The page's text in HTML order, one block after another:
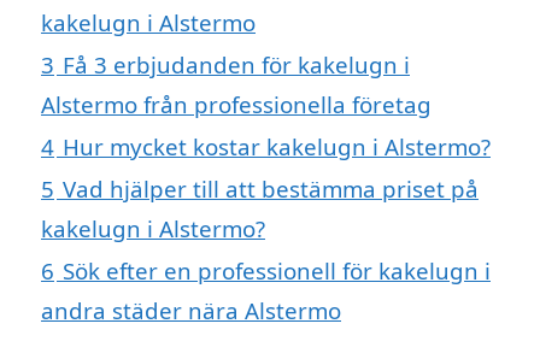
kakelugn i Alstermo
3 Få 3 erbjudanden för kakelugn i
Alstermo från professionella företag
4 Hur mycket kostar kakelugn i Alstermo?
5 Vad hjälper till att bestämma priset på
kakelugn i Alstermo?
6 Sök efter en professionell för kakelugn i
andra städer nära Alstermo